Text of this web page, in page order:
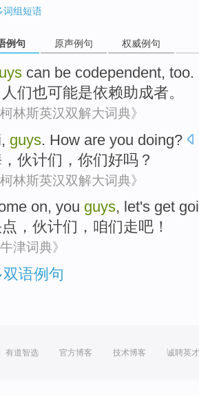
词组短语
例句 原声例句 权威例句
can be codependent, too.
们也可能是依赖助成者。
柯林斯英汉双解大词典》
, guys. How are you doing?
， 伙计们 ， 你们好吗？
柯林斯英汉双解大词典》
on, you guys, let's get
， 伙计们， 咱们走吧！
牛津词典》
语例句
有道智选 官方博客 技术博客 诚聘英才